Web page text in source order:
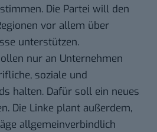
Die Partei will den
vor allem über
unterstützen.
nur an Unternehmen
soziale und
halten. Dafür soll ein neues
Die Linke plant außerdem,
allgemeinverbindlich